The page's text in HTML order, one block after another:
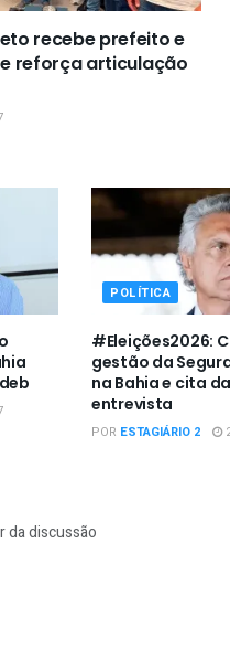
recebe prefeito e
reforça articulação
POLÍTICA
#Eleições2026:
gestão da
na Bahia e cita
entrevista
POR ESTAGIÁRIO 2
da discussão